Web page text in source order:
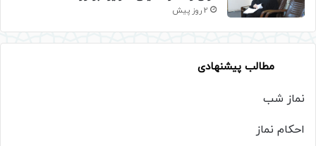
2 روز پیش
مطالب پیشنهادی
نماز شب
احکام نماز